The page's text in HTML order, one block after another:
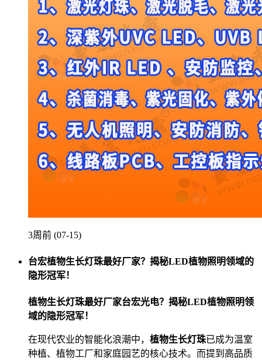
3周前 (07-15)
台宏植物生长灯珠最好厂家？揭秘LED植物照明领域的
隐形冠军！
植物生长灯珠最好厂家台宏光电？揭秘LED植物照明领
域的隐形冠军！
在现代农业的智能化浪潮中， 植物生长灯珠已成为温室
种植、植物工厂和家庭园艺的核心技术。而提到高品质